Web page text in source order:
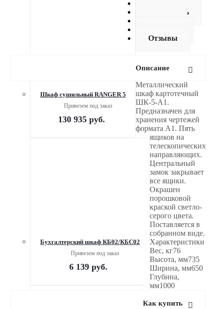
Шкаф сушильный RANGER 5
Привезем под заказ
130 935руб.
Бухгалтерский шкаф КБ02/КБС02
Привезем под заказ
6 139 руб.
Как купить
Отзывы
Описание
Металлический
шкаф картотечный
ШК-5-А1.
Предназначен для
хранения чертежей
формата А1. Пять
ящиков на
телескопических
направляющих.
Центральный
замок закрывает
все ящики.
Окрашен
порошковой
краской светло-
серого цвета.
Поставляется в
собранном виде.
Характеристики
Вес, кг76
Высота, мм735
Ширина, мм650
Глубина,
мм1000
Как купить